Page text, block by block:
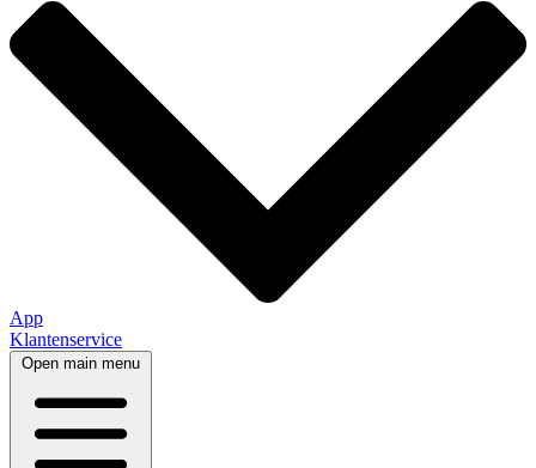
App
Klantenservice
Open main menu